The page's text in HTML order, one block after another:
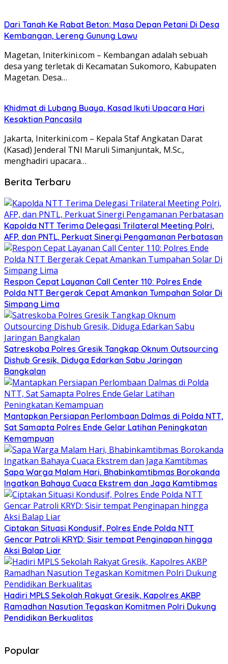
Dari Tanah Ke Rabat Beton: Masa Depan Petani Di Desa
Kembangan, Lereng Gunung Lawu
Magetan, Initerkini.com – Kembangan adalah sebuah
desa yang terletak di Kecamatan Sukomoro, Kabupaten
Magetan. Desa…
Khidmat di Lubang Buaya, Kasad Ikuti Upacara Hari
Kesaktian Pancasila
Jakarta, Initerkini.com – Kepala Staf Angkatan Darat
(Kasad) Jenderal TNI Maruli Simanjuntak, M.Sc.,
menghadiri upacara…
Berita Terbaru
Kapolda NTT Terima Delegasi Trilateral Meeting Polri,
AFP, dan PNTL, Perkuat Sinergi Pengamanan Perbatasan
Respon Cepat Layanan Call Center 110: Polres Ende
Polda NTT Bergerak Cepat Amankan Tumpahan Solar Di
Simpang Lima
Satreskoba Polres Gresik Tangkap Oknum Outsourcing
Dishub Gresik, Diduga Edarkan Sabu Jaringan
Bangkalan
Mantapkan Persiapan Perlombaan Dalmas di Polda NTT,
Sat Samapta Polres Ende Gelar Latihan Peningkatan
Kemampuan
Sapa Warga Malam Hari, Bhabinkamtibmas Borokanda
Ingatkan Bahaya Cuaca Ekstrem dan Jaga Kamtibmas
Ciptakan Situasi Kondusif, Polres Ende Polda NTT
Gencar Patroli KRYD: Sisir tempat Penginapan hingga
Aksi Balap Liar
Hadiri MPLS Sekolah Rakyat Gresik, Kapolres AKBP
Ramadhan Nasution Tegaskan Komitmen Polri Dukung
Pendidikan Berkualitas
Popular